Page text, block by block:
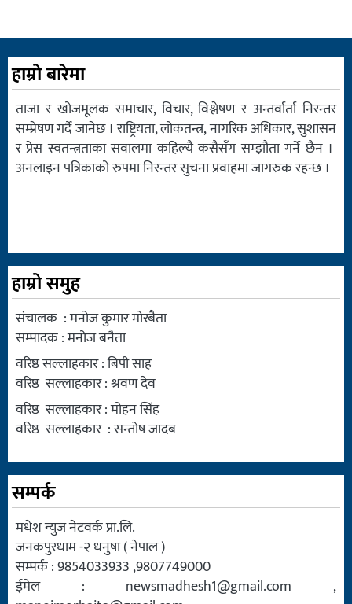
हाम्रो बारेमा
ताजा र खोजमूलक समाचार, विचार, विश्लेषण र अन्तर्वार्ता निरन्तर
सम्प्रेषण गर्दै जानेछ । राष्ट्रियता, लोकतन्त्र, नागरिक अधिकार, सुशासन
र प्रेस स्वतन्त्रताका सवालमा कहिल्यै कसैसँग सम्झौता गर्ने छैन ।
अनलाइन पत्रिकाको रुपमा निरन्तर सुचना प्रवाहमा जागरुक रहन्छ ।
हाम्रो समुह
संचालक : मनोज कुमार मोरबैता
सम्पादक : मनोज बनैता
वरिष्ठ सल्लाहकार : बिपी साह
वरिष्ठ सल्लाहकार : श्रवण देव
वरिष्ठ सल्लाहकार : मोहन सिंह
वरिष्ठ सल्लाहकार : सन्तोष जादब
सम्पर्क
मधेश न्युज नेटवर्क प्रा.लि.
जनकपुरधाम -२ धनुषा ( नेपाल )
सम्पर्क : 9854033933 ,9807749000
ईमेल : newsmadhesh1@gmail.com ,